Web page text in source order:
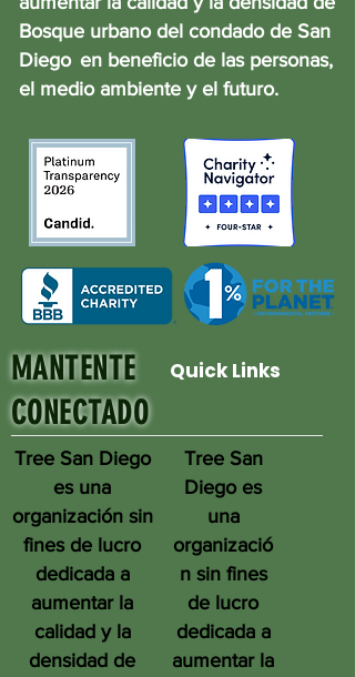
Bosque urbano del condado de San
Diego en beneficio de las personas,
el medio ambiente y el futuro.
MANTENTE
CONECTADO
Quick Links
Tree San Diego
es una
organización sin
fines de lucro
dedicada a
aumentar la
calidad y la
densidad de
Tree San
Diego es
una
organizació
n sin fines
de lucro
dedicada a
aumentar la